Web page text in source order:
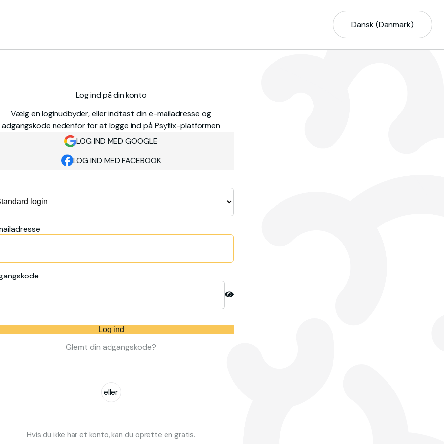
Dansk (Danmark)
Log ind på din konto
Vælg en loginudbyder, eller indtast din e-mailadresse og
adgangskode nedenfor for at logge ind på Psyflix-platformen
LOG IND MED GOOGLE
LOG IND MED FACEBOOK
Log ind
Glemt din adgangskode?
eller
Hvis du ikke har et konto, kan du oprette en gratis.